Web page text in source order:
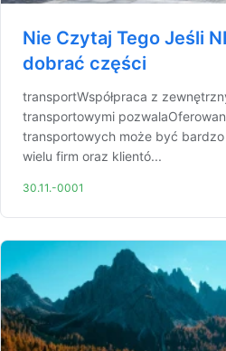
Nie Czytaj Tego Jeśli
dobrać części
transportWspółpraca z
transportowymi
transportowych może być
wielu firm oraz klientó...
30.11.-0001